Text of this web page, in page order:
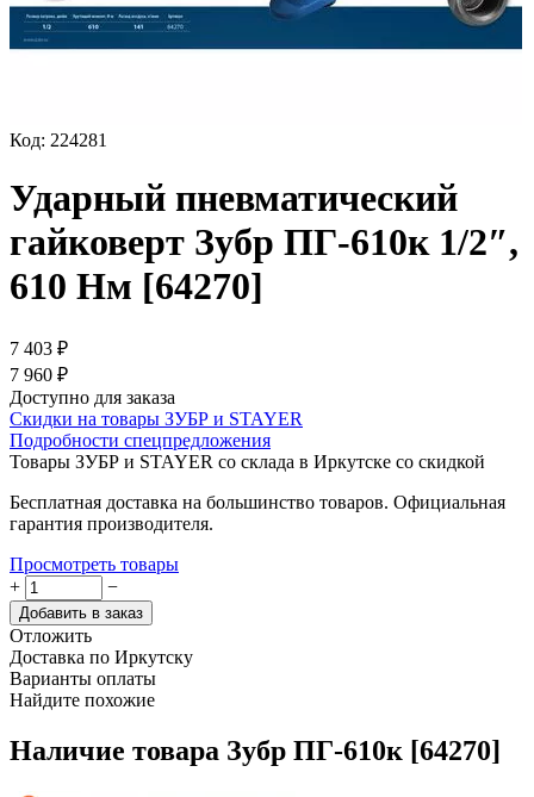
Код: 224281
Ударный пневматический
гайковерт Зубр ПГ-610к 1/2″,
610 Нм [64270]
7 403 ₽
7 960 ₽
Доступно для заказа
Скидки на товары ЗУБР и STAYER
Подробности спецпредложения
Товары ЗУБР и STAYER со склада в Иркутске со скидкой
Бесплатная доставка на большинство товаров. Официальная
гарантия производителя.
Просмотреть товары
+
−
Добавить в заказ
Отложить
Доставка по Иркутску
Варианты оплаты
Найдите похожие
Наличие товара Зубр ПГ-610к [64270]